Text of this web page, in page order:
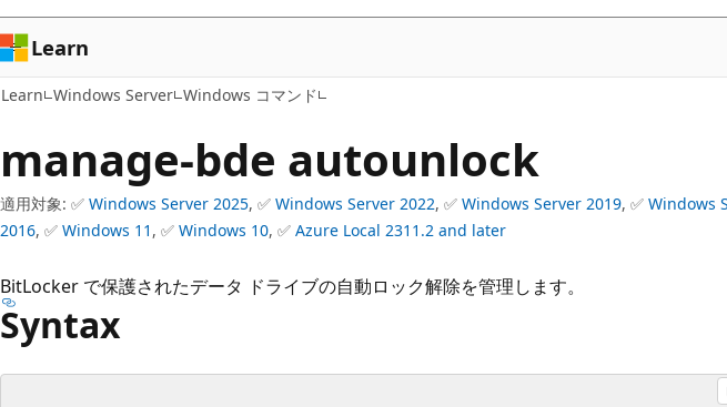
ン
ツ
に
ス
ッ
プ
Learn
Learn Windows Server Windows コマンド
manage-bde autounlock
適用対象: ✅ Windows Server 2025, ✅ Windows Server 2022, ✅ Windows Server 2019, ✅ Windows
2016, ✅ Windows 11 , ✅ Windows 10, ✅ Azure Local 2311.2 and later
BitLocker で保護されたデータ ドライブの自動ロック解除を管理します。
Syntax